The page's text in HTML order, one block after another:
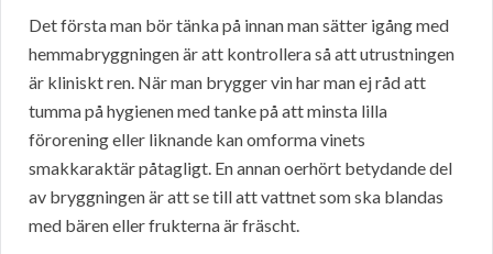
Det första man bör tänka på innan man sätter igång med
hemmabryggningen är att kontrollera så att utrustningen
är kliniskt ren. När man brygger vin har man ej råd att
tumma på hygienen med tanke på att minsta lilla
förorening eller liknande kan omforma vinets
smakkaraktär påtagligt. En annan oerhört betydande del
av bryggningen är att se till att vattnet som ska blandas
med bären eller frukterna är fräscht.